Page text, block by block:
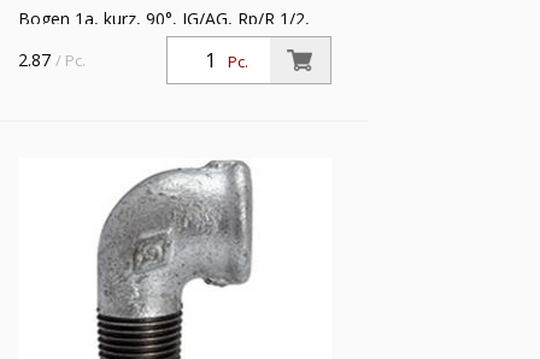
Bogen 1a, kurz, 90°, IG/AG, Rp/R 1/2,
Betriebstemperatur -20 °C bis 300 °C,
schwarzer Temperguss, feuerverzinkt,
Pc.
2.87 / Pc.